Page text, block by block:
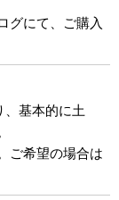
グにて、ご購入
、基本的に土
ご希望の場合は